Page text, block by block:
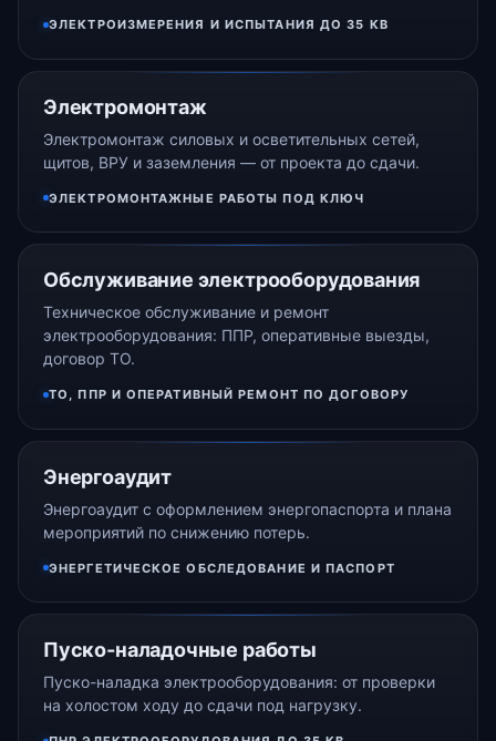
ЭЛЕКТРОИЗМЕРЕНИЯ И ИСПЫТАНИЯ ДО 35 КВ
Электромонтаж
Электромонтаж силовых и осветительных сетей,
щитов, ВРУ и заземления — от проекта до сдачи.
ЭЛЕКТРОМОНТАЖНЫЕ РАБОТЫ ПОД КЛЮЧ
Обслуживание электрооборудования
Техническое обслуживание и ремонт
электрооборудования: ППР, оперативные выезды,
договор ТО.
ТО, ППР И ОПЕРАТИВНЫЙ РЕМОНТ ПО ДОГОВОРУ
Энергоаудит
Энергоаудит с оформлением энергопаспорта и плана
мероприятий по снижению потерь.
ЭНЕРГЕТИЧЕСКОЕ ОБСЛЕДОВАНИЕ И ПАСПОРТ
Пуско-наладочные работы
Пуско-наладка электрооборудования: от проверки
на холостом ходу до сдачи под нагрузку.